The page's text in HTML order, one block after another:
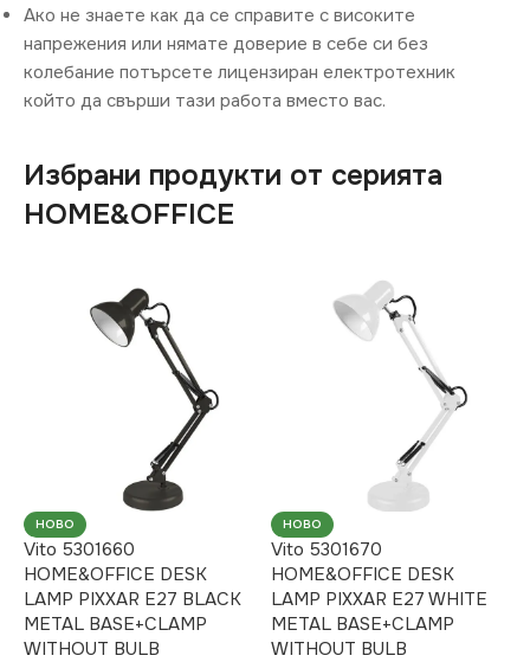
Ако не знаете как да се справите с високите
напрежения или нямате доверие в себе си без
колебание потърсете лицензиран електротехник
който да свърши тази работа вместо вас.
Избрани продукти от серията
HOME&OFFICE
НОВО
Vito 5301660
HOME&OFFICE DESK
LAMP PIXXAR E27 BLACK
METAL BASE+CLAMP
WITHOUT BULB
НОВО
Vito 5301670
HOME&OFFICE DESK
LAMP PIXXAR E27 WHITE
METAL BASE+CLAMP
WITHOUT BULB